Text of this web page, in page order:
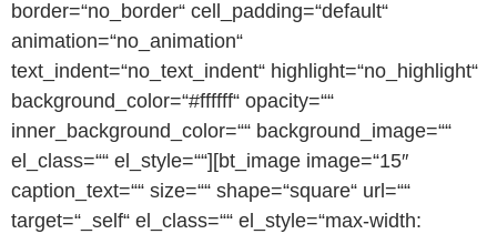
border=“no_border“ cell_padding=“default“
animation=“no_animation“
text_indent=“no_text_indent“ highlight=“no_highlight“
background_color=“#ffffff“ opacity=““
inner_background_color=““ background_image=““
el_class=““ el_style=““][bt_image image=“15″
caption_text=““ size=““ shape=“square“ url=““
target=“_self“ el_class=““ el_style=“max-width: